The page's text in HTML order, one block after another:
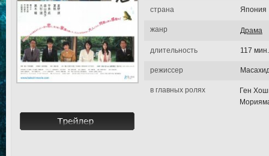
страна Япония
жанр Драма
длительность 117 мин.
режиссер
в главных ролях
Ген